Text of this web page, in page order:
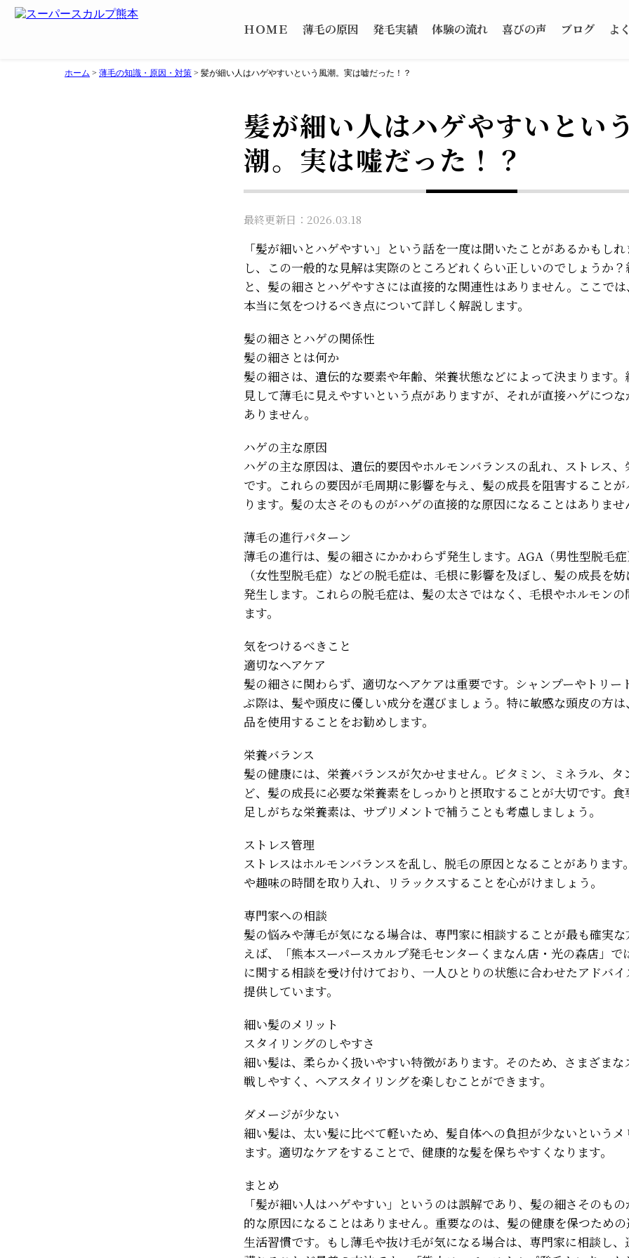
ＨＯＭＥ 薄毛の原因 発毛実績 体験の流れ 喜びの声 ブログ よ
ホーム > 薄毛の知識・原因・対策 > 髪が細い人はハゲやすいという風潮。実は嘘だった！？
髪が細い人はハゲやすいとい
潮。実は嘘だった！？
最終更新日：2026.03.18
「髪が細いとハゲやすい」という話を一度は聞いたことがあるかもし
し、この一般的な見解は実際のところどれくらい正しいのでしょうか？
と、髪の細さとハゲやすさには直接的な関連性はありません。ここで
本当に気をつけるべき点について詳しく解説します。
髪の細さとハゲの関係性
髪の細さとは何か
髪の細さは、遺伝的な要素や年齢、栄養状態などによって決まります
見して薄毛に見えやすいという点がありますが、それが直接ハゲにつ
ありません。
ハゲの主な原因
ハゲの主な原因は、遺伝的要因やホルモンバランスの乱れ、ストレス
です。これらの要因が毛周期に影響を与え、髪の成長を阻害すること
ります。髪の太さそのものがハゲの直接的な原因になることはありませ
薄毛の進行パターン
薄毛の進行は、髪の細さにかかわらず発生します。AGA（男性型脱毛
（女性型脱毛症）などの脱毛症は、毛根に影響を及ぼし、髪の成長を
発生します。これらの脱毛症は、髪の太さではなく、毛根やホルモンの
ます。
気をつけるべきこと
適切なヘアケア
髪の細さに関わらず、適切なヘアケアは重要です。シャンプーやトリー
ぶ際は、髪や頭皮に優しい成分を選びましょう。特に敏感な頭皮の方
品を使用することをお勧めします。
栄養バランス
髪の健康には、栄養バランスが欠かせません。ビタミン、ミネラル、タ
ど、髪の成長に必要な栄養素をしっかりと摂取することが大切です。
足しがちな栄養素は、サプリメントで補うことも考慮しましょう。
ストレス管理
ストレスはホルモンバランスを乱し、脱毛の原因となることがあります
や趣味の時間を取り入れ、リラックスすることを心がけましょう。
専門家への相談
髪の悩みや薄毛が気になる場合は、専門家に相談することが最も確実な
えば、「熊本スーパースカルプ発毛センターくまなん店・光の森店」で
に関する相談を受け付けており、一人ひとりの状態に合わせたアドバ
提供しています。
細い髪のメリット
スタイリングのしやすさ
細い髪は、柔らかく扱いやすい特徴があります。そのため、さまざまな
戦しやすく、ヘアスタイリングを楽しむことができます。
ダメージが少ない
細い髪は、太い髪に比べて軽いため、髪自体への負担が少ないというメ
ます。適切なケアをすることで、健康的な髪を保ちやすくなります。
まとめ
「髪が細い人はハゲやすい」というのは誤解であり、髪の細さそのも
的な原因になることはありません。重要なのは、髪の健康を保つため
生活習慣です。もし薄毛や抜け毛が気になる場合は、専門家に相談し、